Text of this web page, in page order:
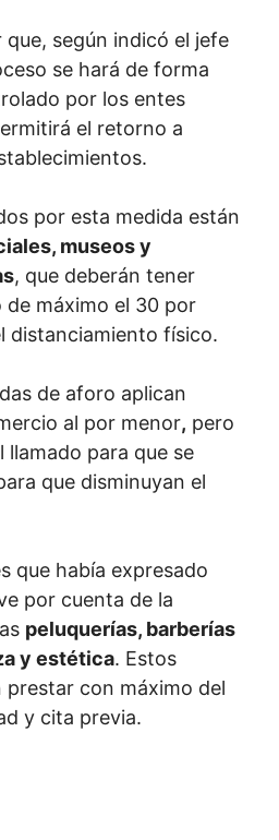
que, según indicó el jefe
se hará de forma
por los entes
el retorno a
por esta medida están
museos y
, que deberán tener
máximo el 30 por
distanciamiento físico.
de aforo aplican
al por menor, pero
llamado para que se
que disminuyan el
que había expresado
por cuenta de la
peluquerías, barberías
y estética. Estos
prestar con máximo del
y cita previa.